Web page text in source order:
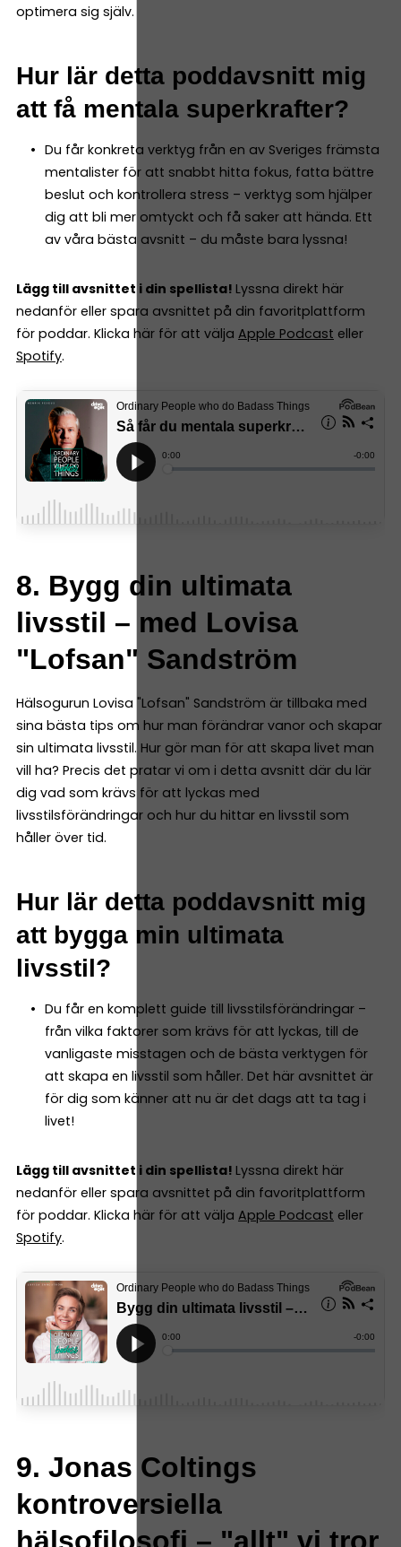
optimera sig själv.
Hur lär detta poddavsnitt mig
att få mentala superkrafter?
Du får konkreta verktyg från en av Sveriges främsta
mentalister för att snabbt hitta fokus, fatta bättre
beslut och kontrollera stress – verktyg som hjälper
dig att bli mer omtyckt och få saker att hända. Ett
av våra bästa avsnitt – du måste bara lyssna!
Lägg till avsnittet i din spellista! Lyssna direkt här
nedanför eller spara avsnittet på din favoritplattform
för poddar. Klicka här för att välja Apple Podcast eller
Spotify.
8. Bygg din ultimata
livsstil – med Lovisa
"Lofsan" Sandström
Hälsogurun Lovisa "Lofsan" Sandström är tillbaka med
sina bästa tips om hur man förändrar vanor och skapar
sin ultimata livsstil. Hur gör man för att skapa livet man
vill ha? Precis det pratar vi om i detta avsnitt där du lär
dig vad som krävs för att lyckas med
livsstilsförändringar och hur du hittar en livsstil som
håller över tid.
Hur lär detta poddavsnitt mig
att bygga min ultimata
livsstil?
Du får en komplett guide till livsstilsförändringar –
från vilka faktorer som krävs för att lyckas, till de
vanligaste misstagen och de bästa verktygen för
att skapa en livsstil som håller. Det här avsnittet är
för dig som känner att nu är det dags att ta tag i
livet!
Lägg till avsnittet i din spellista! Lyssna direkt här
nedanför eller spara avsnittet på din favoritplattform
för poddar. Klicka här för att välja Apple Podcast eller
Spotify.
9. Jonas Coltings
kontroversiella